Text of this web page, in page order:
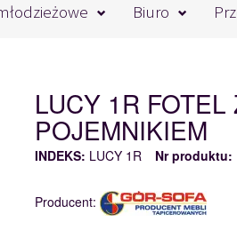
Biuro
LUCY 1R
POJEMNIKIEM
INDEKS: LUCY 1R Nr produktu:
Producent: